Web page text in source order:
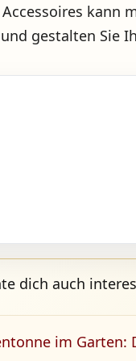
kann
gestalten Sie
dich auch
im Garten: